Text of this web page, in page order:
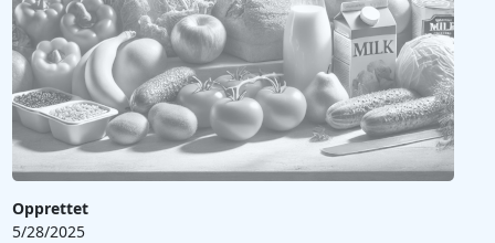
Opprettet
5/28/2025